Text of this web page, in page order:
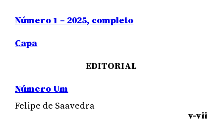
Número 1 – 2025, completo
Capa
EDITORIAL
Número Um
Felipe de Saavedra
v-vii